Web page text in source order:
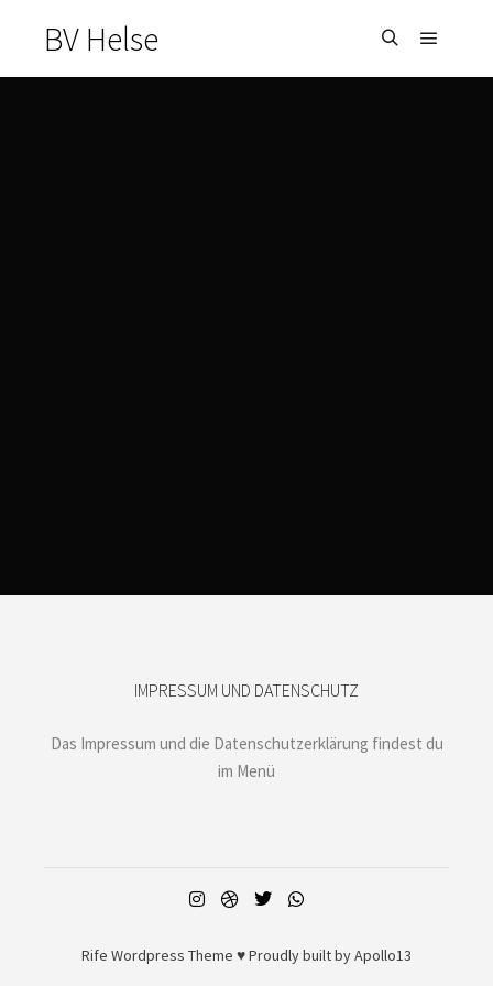
BV Helse
IMPRESSUM UND DATENSCHUTZ
Das Impressum und die Datenschutzerklärung findest du
im Menü
Rife Wordpress Theme ♥ Proudly built byApollo13